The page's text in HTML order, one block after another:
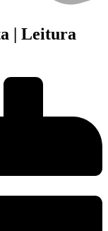
| Leitura